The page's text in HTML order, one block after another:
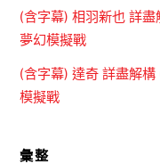
(含字幕) 相羽新也 詳
夢幻模擬戰
(含字幕) 達奇 詳盡解
模擬戰
彙整